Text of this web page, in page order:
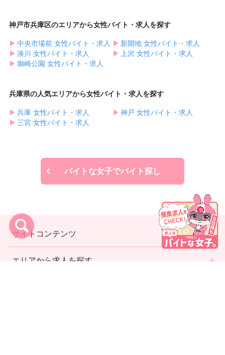
神戸市兵庫区のエリアから女性バイト・求人を探す
▶︎ 中央市場前 女性バイト・求人 ▶︎ 新開地 女性バイト・求人
▶︎ 湊川 女性バイト・求人 ▶︎ 上沢 女性バイト・求人
▶︎ 御崎公園 女性バイト・求人
兵庫県の人気エリアから女性バイト・求人を探す
▶︎ 兵庫 女性バイト・求人 ▶︎ 神戸 女性バイト・求人
▶︎ 三宮 女性バイト・求人
バイトな女子でバイト探し
サイトコンテンツ
エリアから求人を探す